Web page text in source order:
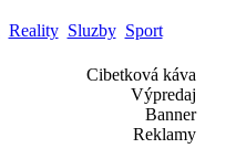
Reality Sluzby Sport
Cibetková káva
Výpredaj
Banner
Reklamy